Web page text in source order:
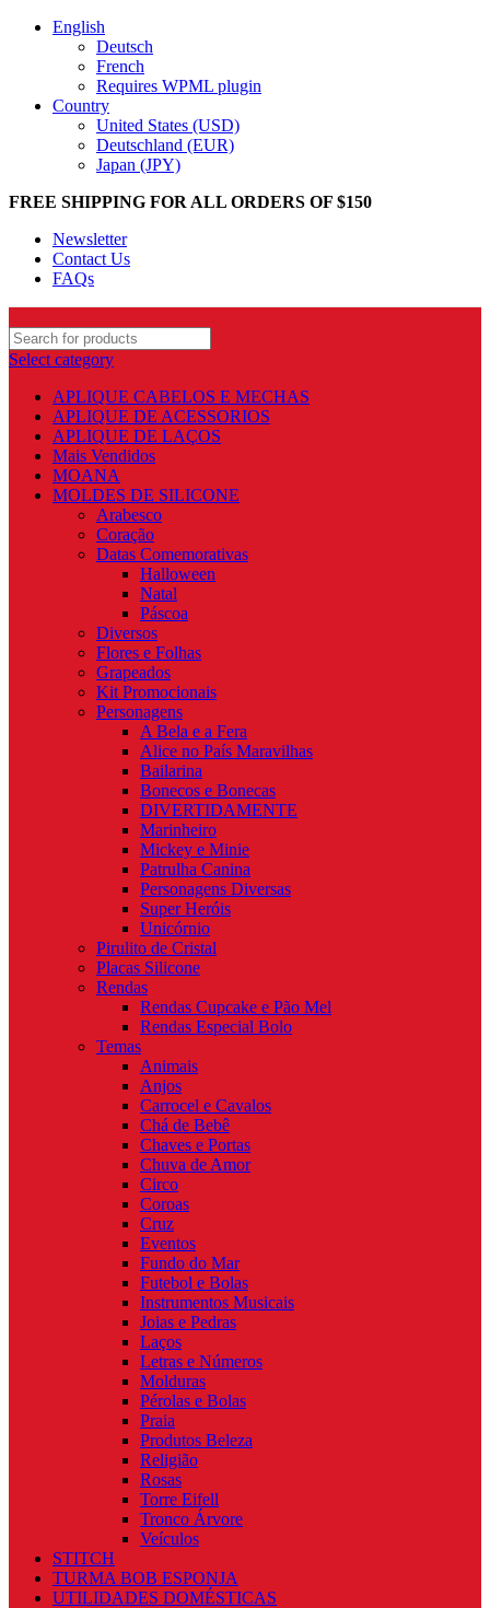
English
Deutsch
French
Requires WPML plugin
Country
United States (USD)
Deutschland (EUR)
Japan (JPY)
FREE SHIPPING FOR ALL ORDERS OF $150
Newsletter
Contact Us
FAQs
Select category
APLIQUE CABELOS E MECHAS
APLIQUE DE ACESSORIOS
APLIQUE DE LAÇOS
Mais Vendidos
MOANA
MOLDES DE SILICONE
Arabesco
Coração
Datas Comemorativas
Halloween
Natal
Páscoa
Diversos
Flores e Folhas
Grapeados
Kit Promocionais
Personagens
A Bela e a Fera
Alice no País Maravilhas
Bailarina
Bonecos e Bonecas
DIVERTIDAMENTE
Marinheiro
Mickey e Minie
Patrulha Canina
Personagens Diversas
Super Heróis
Unicórnio
Pirulito de Cristal
Placas Silicone
Rendas
Rendas Cupcake e Pão Mel
Rendas Especial Bolo
Temas
Animais
Anjos
Carrocel e Cavalos
Chá de Bebê
Chaves e Portas
Chuva de Amor
Circo
Coroas
Cruz
Eventos
Fundo do Mar
Futebol e Bolas
Instrumentos Musicais
Joias e Pedras
Laços
Letras e Números
Molduras
Pérolas e Bolas
Praia
Produtos Beleza
Religião
Rosas
Torre Eifell
Tronco Árvore
Veículos
STITCH
TURMA BOB ESPONJA
UTILIDADES DOMÉSTICAS